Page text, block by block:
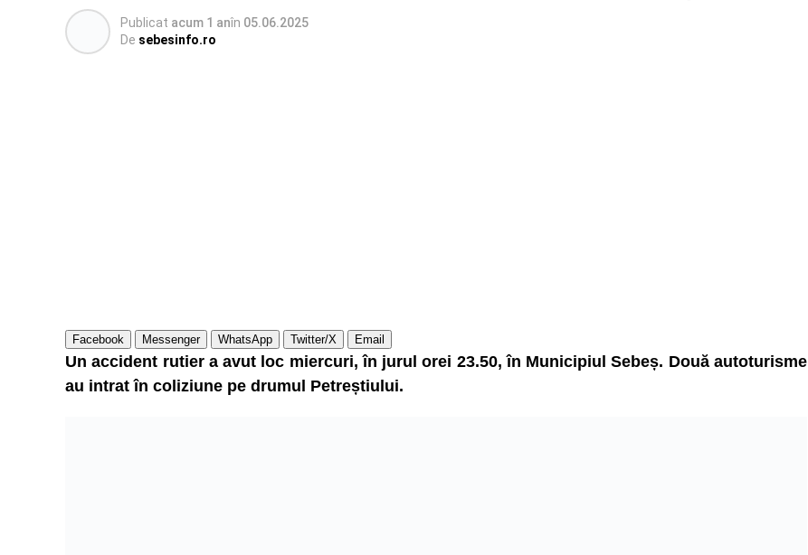
Publicat acum 1 anîn 05.06.2025
De sebesinfo.ro
Facebook Messenger WhatsApp Twitter/X Email
Un accident rutier a avut loc miercuri, în jurul orei 23.50, în Municipiul Sebeș. Două autoturisme
au intrat în coliziune pe drumul Petreștiului.